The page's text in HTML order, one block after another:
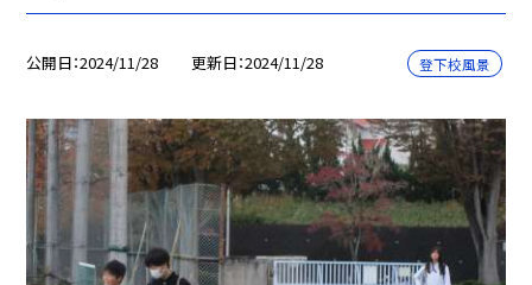
公開日 2024/11/28 更新日 2024/11/28 登下校風景